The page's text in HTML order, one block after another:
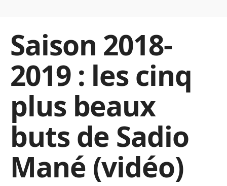
Saison 2018-
2019 : les cinq
plus beaux
buts de Sadio
Mané (vidéo)